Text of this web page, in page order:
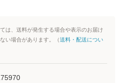
は、送料が発生する場合や表示のお届け
い場合があります。（送料・配送につい